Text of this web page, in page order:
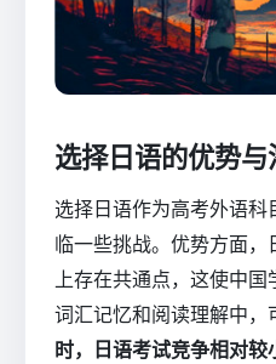
选择日语的优势与
选择日语作为高考外语
临一些挑战。优势方面
上存在共通点，这使中
词汇记忆和阅读理解中，
时，日语考试竞争相对较